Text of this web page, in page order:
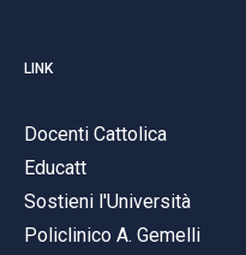
LINK
Docenti Cattolica
Educatt
Sostieni l'Università
Policlinico A. Gemelli